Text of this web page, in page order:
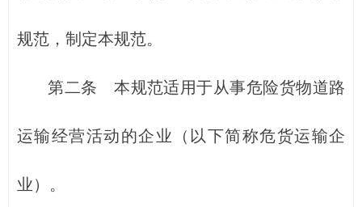
规范，制定本规范。
第二条 本规范适用于从事危险货物道路
运输经营活动的企业（以下简称危货运输企
业）。